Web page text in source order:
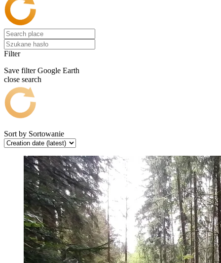
Filter
Save filter Google Earth
close search
Sort by Sortowanie